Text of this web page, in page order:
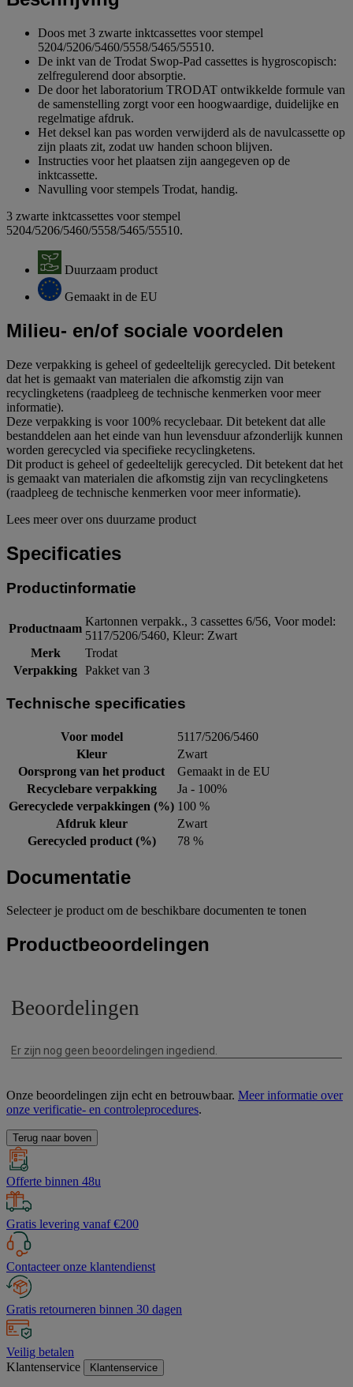
Doos met 3 zwarte inktcassettes voor stempel
5204/5206/5460/5558/5465/55510.
De inkt van de Trodat Swop-Pad cassettes is hygroscopisch:
zelfregulerend door absorptie.
De door het laboratorium TRODAT ontwikkelde formule van
de samenstelling zorgt voor een hoogwaardige, duidelijke en
regelmatige afdruk.
Het deksel kan pas worden verwijderd als de navulcassette op
zijn plaats zit, zodat uw handen schoon blijven.
Instructies voor het plaatsen zijn aangegeven op de
inktcassette.
Navulling voor stempels Trodat, handig.
3 zwarte inktcassettes voor stempel
5204/5206/5460/5558/5465/55510.
Duurzaam product
Gemaakt in de EU
Milieu- en/of sociale voordelen
Deze verpakking is geheel of gedeeltelijk gerecycled. Dit betekent
dat het is gemaakt van materialen die afkomstig zijn van
recyclingketens (raadpleeg de technische kenmerken voor meer
informatie).
Deze verpakking is voor 100% recyclebaar. Dit betekent dat alle
bestanddelen aan het einde van hun levensduur afzonderlijk kunnen
worden gerecycled via specifieke recyclingketens.
Dit product is geheel of gedeeltelijk gerecycled. Dit betekent dat het
is gemaakt van materialen die afkomstig zijn van recyclingketens
(raadpleeg de technische kenmerken voor meer informatie).
Lees meer over ons duurzame product
Specificaties
Productinformatie
Productnaam
Kartonnen verpakk., 3 cassettes 6/56, Voor model:
5117/5206/5460, Kleur: Zwart
Merk
Trodat
Verpakking Pakket van 3
Technische specificaties
Voor model
5117/5206/5460
Kleur
Zwart
Oorsprong van het product
Gemaakt in de EU
Recyclebare verpakking
Ja - 100%
Gerecyclede verpakkingen (%) 100 %
Afdruk kleur
Zwart
Gerecycled product (%)
78 %
Documentatie
Selecteer je product om de beschikbare documenten te tonen
Productbeoordelingen
Onze beoordelingen zijn echt en betrouwbaar. Meer informatie over
onze verificatie- en controleprocedures.
Terug naar boven
Offerte binnen 48u
Gratis levering vanaf €200
Contacteer onze klantendienst
Gratis retourneren binnen 30 dagen
Veilig betalen
Klantenservice
Klantenservice